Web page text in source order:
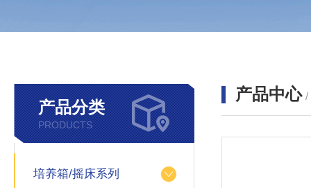
产品分类
PRODUCTS
培养箱/摇床系列
产品中心 /